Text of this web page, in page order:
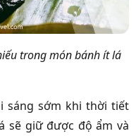
trong món bánh ít lá
sáng sớm khi thời tiết
sẽ giữ được độ ẩm và